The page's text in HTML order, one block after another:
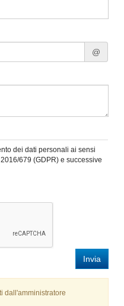
@
dei dati personali ai sensi
679 (GDPR) e successive
Invia
dall'amministratore